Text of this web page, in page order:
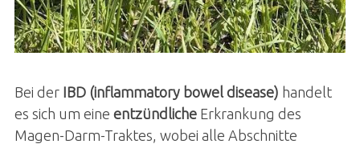
Bei der IBD (inflammatory bowel disease) handelt
es sich um eine entzündliche Erkrankung des
Magen-Darm-Traktes, wobei alle Abschnitte